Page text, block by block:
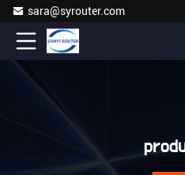
sara@syrouter.com